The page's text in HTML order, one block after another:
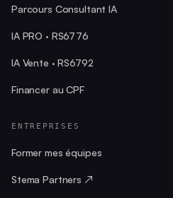
Parcours Consultant IA
IA PRO · RS6776
IA Vente · RS6792
Financer au CPF
ENTREPRISES
Former mes équipes
Stema Partners ↗